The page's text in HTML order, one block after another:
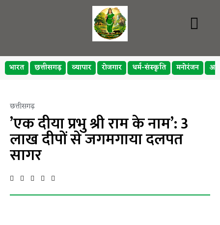
भारत छत्तीसगढ़ व्यापार रोजगार धर्म-संस्कृति मनोरंजन
छत्तीसगढ़
’एक दीया प्रभु श्री राम के नाम’: 3
लाख दीपों से जगमगाया दलपत
सागर